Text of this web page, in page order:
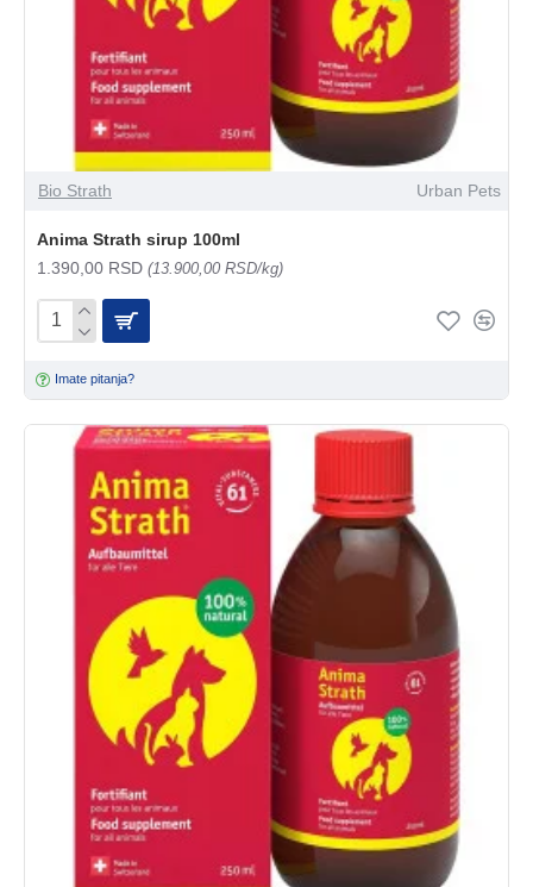
Bio Strath Urban Pets
Anima Strath sirup 100ml
1.390,00 RSD (13.900,00 RSD/kg)
Imate pitanja?